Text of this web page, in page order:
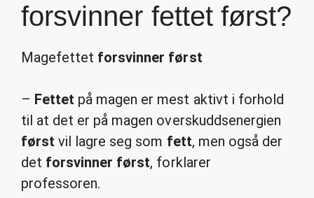
forsvinner fettet først?
Magefettet forsvinner først
– Fettet på magen er mest aktivt i forhold
til at det er på magen overskuddsenergien
først vil lagre seg som fett, men også der
det forsvinner først, forklarer
professoren.